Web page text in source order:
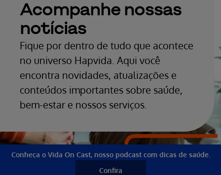
Acompanhe nossas
notícias
Fique por dentro de tudo que acontece
no universo Hapvida. Aqui você
encontra novidades, atualizações e
conteúdos importantes sobre saúde,
bem-estar e nossos serviços.
Conheça o Vida On Cast, nosso podcast com dicas de saúde.
Confira